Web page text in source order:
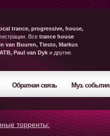
trance, progressive, house,
Все trance house
van Buuren, Tiesto, Markus
Paul van Dyk и другие.
Обратная связь Муз. события
торренты: